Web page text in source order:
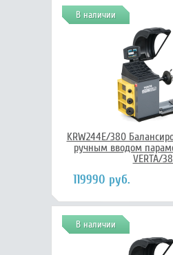
В наличии
KRW244E/380
ручным вводом
VERTA/
119990 руб.
В наличии